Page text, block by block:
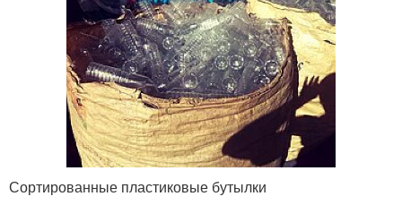
Сортированные пластиковые бутылки